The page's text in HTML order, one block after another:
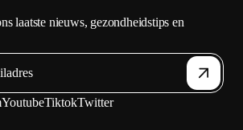
laatste nieuws, gezondheidstips en
YoutubeTiktokTwitter